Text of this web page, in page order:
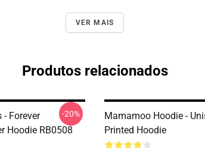
VER MAIS
Produtos relacionados
Forever
Hoodie RB0508
-20%
Mamamoo Hoodie -
Printed Hoodie